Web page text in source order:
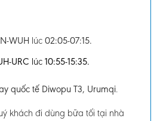
WUH lúc02:05-07:15.
URC lúc 10:55-15:35.
quốc tế Diwopu T3, Urumqi.
khách đi dùng bữa tối tại nhà